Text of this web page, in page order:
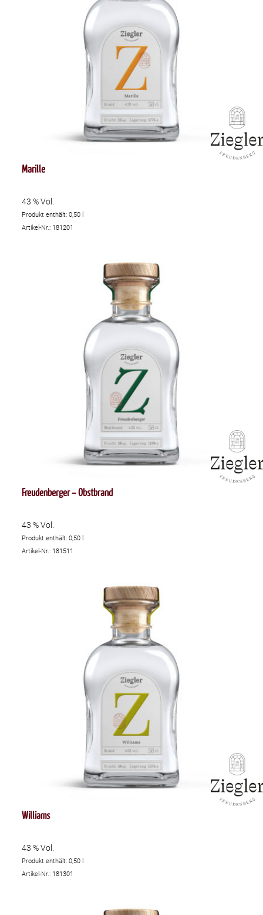
Marille
43 % Vol.
Produkt enthält: 0,50
Artikel-Nr.: 181201
Freudenberger – Obstbrand
43 % Vol.
Produkt enthält: 0,50
Artikel-Nr.: 181511
Williams
43 % Vol.
Produkt enthält: 0,50
Artikel-Nr.: 181301